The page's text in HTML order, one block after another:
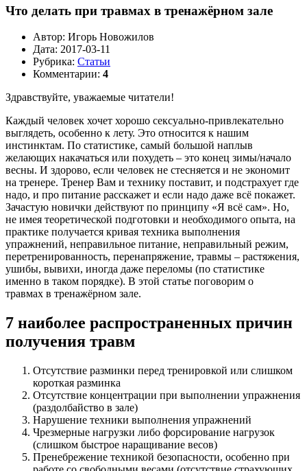
Что делать при травмах в тренажёрном зале
Автор: Игорь Новожилов
Дата: 2017-03-11
Рубрика: Статьи
Комментарии: 4
Здравствуйте, уважаемые читатели!
Каждый человек хочет хорошо сексуально-привлекательно
выглядеть, особенно к лету. Это относится к нашим
инстинктам. По статистике, самый большой наплыв
желающих накачаться или похудеть – это конец зимы/начало
весны. И здорово, если человек не стесняется и не экономит
на тренере. Тренер Вам и технику поставит, и подстрахует где
надо, и про питание расскажет и если надо даже всё покажет.
Зачастую новички действуют по принципу «Я всё сам». Но,
не имея теоретической подготовки и необходимого опыта, на
практике получается кривая техника выполнения
упражнений, неправильное питание, неправильный режим,
перетренированность, перенапряжение, травмы – растяжения,
ушибы, вывихи, иногда даже переломы (по статистике
именно в таком порядке). В этой статье поговорим о
травмах в тренажёрном зале.
7 наиболее распространенных причин
получения травм
Отсутствие разминки перед тренировкой или слишком
короткая разминка
Отсутствие концентрации при выполнении упражнения
(раздолбайство в зале)
Нарушение техники выполнения упражнений
Чрезмерные нагрузки либо форсирование нагрузок
(слишком быстрое наращивание весов)
Пренебрежение техникой безопасности, особенно при